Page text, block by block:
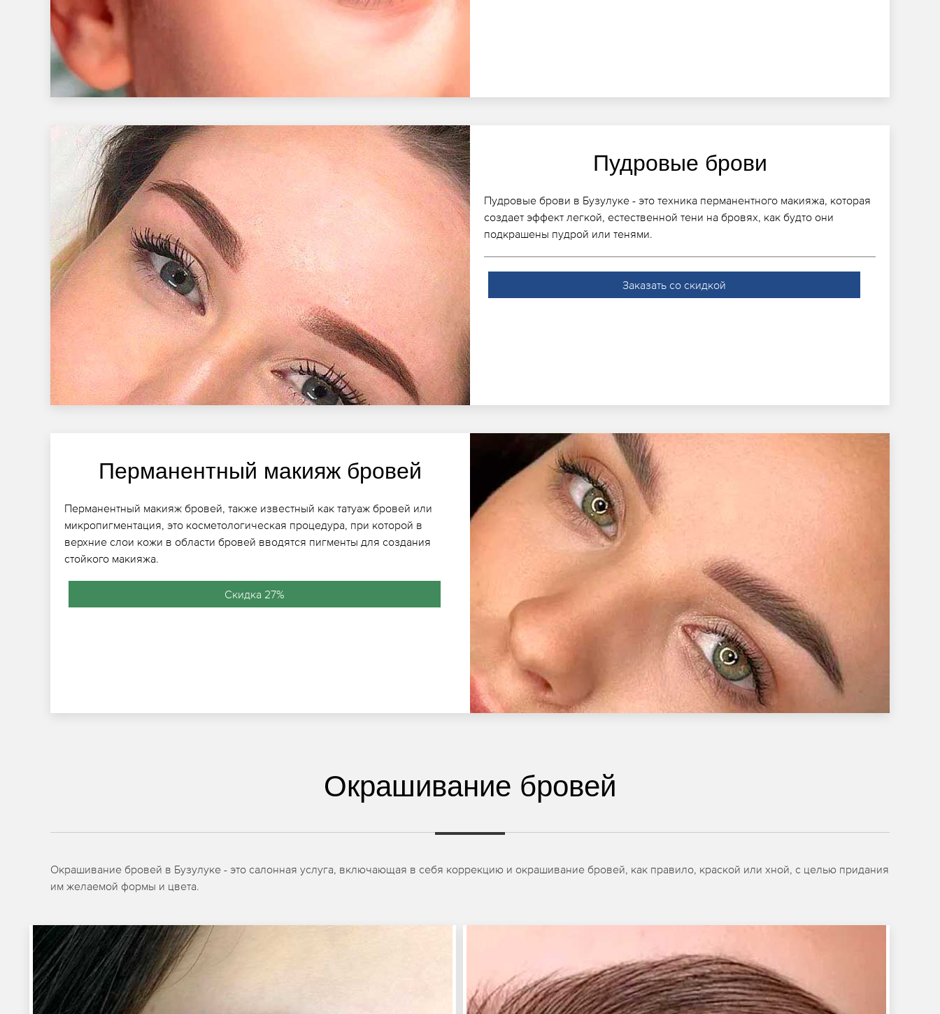
Пудровые брови
Пудровые брови в Бузулуке - это техника перманентного макияжа, которая
создает эффект легкой, естественной тени на бровях, как будто они
подкрашены пудрой или тенями.
Заказать со скидкой
Перманентный макияж бровей
Перманентный макияж бровей, также известный как татуаж бровей или
микропигментация, это косметологическая процедура, при которой в
верхние слои кожи в области бровей вводятся пигменты для создания
стойкого макияжа.
Скидка 27%
Окрашивание бровей
Окрашивание бровей в Бузулуке - это салонная услуга, включающая в себя коррекцию и окрашивание бровей, как правило, краской или хной, с целью придания
им желаемой формы и цвета.